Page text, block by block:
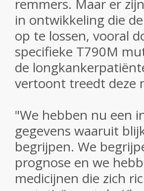
remmers. Maar er
in ontwikkeling die
op te lossen, vooral
specifieke T790M
de
vertoont treedt deze
"We hebben nu een
gegevens waaruit
begrijpen. We
prognose en we
medicijnen die zich